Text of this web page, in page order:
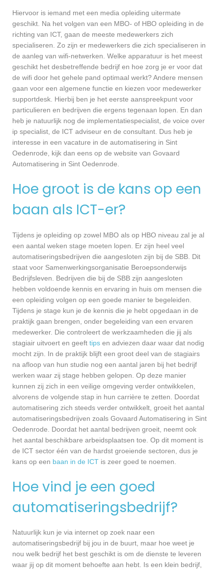
Hiervoor is iemand met een media opleiding uitermate
geschikt. Na het volgen van een MBO- of HBO opleiding in de
richting van ICT, gaan de meeste medewerkers zich
specialiseren. Zo zijn er medewerkers die zich specialiseren in
de aanleg van wifi-netwerken. Welke apparatuur is het meest
geschikt het desbetreffende bedrijf en hoe zorg je er voor dat
de wifi door het gehele pand optimaal werkt? Andere mensen
gaan voor een algemene functie en kiezen voor medewerker
supportdesk. Hierbij ben je het eerste aanspreekpunt voor
particulieren en bedrijven die ergens tegenaan lopen. En dan
heb je natuurlijk nog de implementatiespecialist, de voice over
ip specialist, de ICT adviseur en de consultant. Dus heb je
interesse in een vacature in de automatisering in Sint
Oedenrode, kijk dan eens op de website van Govaard
Automatisering in Sint Oedenrode.
Hoe groot is de kans op een
baan als ICT-er?
Tijdens je opleiding op zowel MBO als op HBO niveau zal je al
een aantal weken stage moeten lopen. Er zijn heel veel
automatiseringsbedrijven die aangesloten zijn bij de SBB. Dit
staat voor Samenwerkingsorganisatie Beroepsonderwijs
Bedrijfsleven. Bedrijven die bij de SBB zijn aangesloten
hebben voldoende kennis en ervaring in huis om mensen die
een opleiding volgen op een goede manier te begeleiden.
Tijdens je stage kun je de kennis die je hebt opgedaan in de
praktijk gaan brengen, onder begeleiding van een ervaren
medewerker. Die controleert de werkzaamheden die jij als
stagiair uitvoert en geeft tips en adviezen daar waar dat nodig
mocht zijn. In de praktijk blijft een groot deel van de stagiairs
na afloop van hun studie nog een aantal jaren bij het bedrijf
werken waar zij stage hebben gelopen. Op deze manier
kunnen zij zich in een veilige omgeving verder ontwikkelen,
alvorens de volgende stap in hun carrière te zetten. Doordat
automatisering zich steeds verder ontwikkelt, groeit het aantal
automatiseringsbedrijven zoals Govaard Automatisering in Sint
Oedenrode. Doordat het aantal bedrijven groeit, neemt ook
het aantal beschikbare arbeidsplaatsen toe. Op dit moment is
de ICT sector één van de hardst groeiende sectoren, dus je
kans op een baan in de ICT is zeer goed te noemen.
Hoe vind je een goed
automatiseringsbedrijf?
Natuurlijk kun je via internet op zoek naar een
automatiseringsbedrijf bij jou in de buurt, maar hoe weet je
nou welk bedrijf het best geschikt is om de dienste te leveren
waar jij op dit moment behoefte aan hebt. Is een klein bedrijf,